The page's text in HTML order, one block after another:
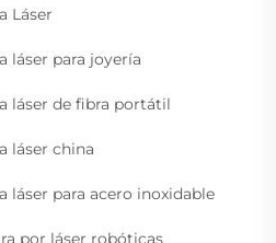
Láser
láser para joyería
láser de fibra portátil
láser china
láser para acero inoxidable
por láser robóticas